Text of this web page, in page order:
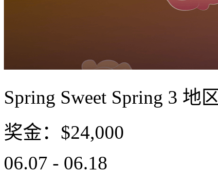
Spring Sweet Spring 3 地
奖金：$24,000
06.07 - 06.18